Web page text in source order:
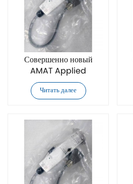
Совершенно новый
AMAT Applied
Materials 0090-04947
плата управления
Читать далее